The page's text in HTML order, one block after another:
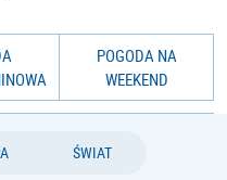
POGODA NA
WEEKEND
ŚWIAT